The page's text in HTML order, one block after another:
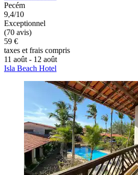
Pecém
9,4/10
Exceptionnel
(70 avis)
59 €
taxes et frais compris
11 août - 12 août
Isla Beach Hotel